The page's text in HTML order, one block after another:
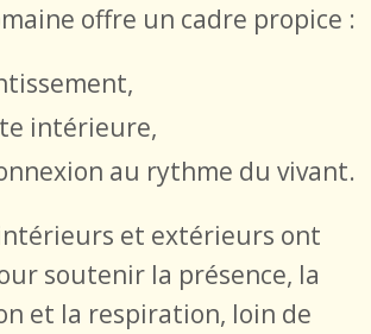
offre un cadre propice :
intérieure,
au rythme du vivant.
intérieurs et extérieurs ont
soutenir la présence, la
et la respiration, loin de